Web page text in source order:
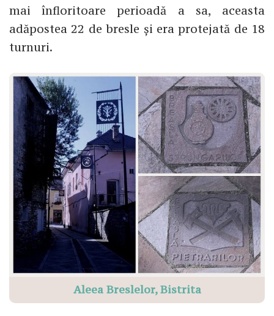
mai înfloritoare perioadă a sa, aceasta
adăpostea 22 de bresle și era protejată de 18
turnuri.
Aleea Breslelor, Bistrita